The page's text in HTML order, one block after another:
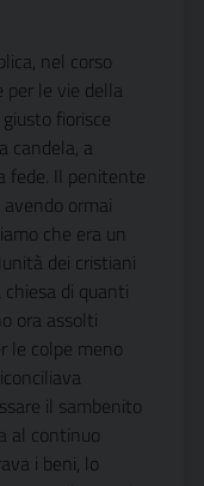
nel corso
per le vie della
fiorisce
candela, a
fede. Il penitente
ormai
che era un
dei cristiani
di quanti
ora assolti
le colpe meno
il sambenito
al continuo
i beni, lo